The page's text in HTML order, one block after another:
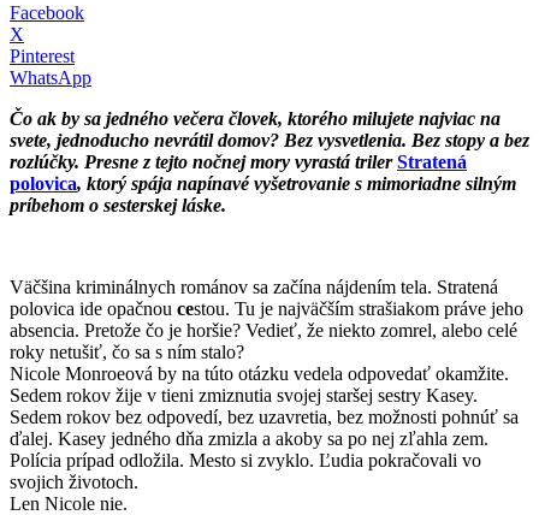
Facebook
X
Pinterest
WhatsApp
Čo ak by sa jedného večera človek, ktorého milujete najviac na
svete, jednoducho nevrátil domov? Bez vysvetlenia. Bez stopy a bez
rozlúčky. Presne z tejto nočnej mory vyrastá triler Stratená
polovica, ktorý spája napínavé vyšetrovanie s mimoriadne silným
príbehom o sesterskej láske.
Väčšina kriminálnych románov sa začína nájdením tela. Stratená
polovica ide opačnou cestou. Tu je najväčším strašiakom práve jeho
absencia. Pretože čo je horšie? Vedieť, že niekto zomrel, alebo celé
roky netušiť, čo sa s ním stalo?
Nicole Monroeová by na túto otázku vedela odpovedať okamžite.
Sedem rokov žije v tieni zmiznutia svojej staršej sestry Kasey.
Sedem rokov bez odpovedí, bez uzavretia, bez možnosti pohnúť sa
ďalej. Kasey jedného dňa zmizla a akoby sa po nej zľahla zem.
Polícia prípad odložila. Mesto si zvyklo. Ľudia pokračovali vo
svojich životoch.
Len Nicole nie.